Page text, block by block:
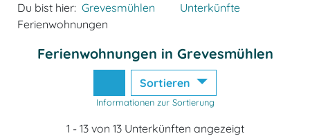
Du bist hier: Grevesmühlen
Unterkünfte
Ferienwohnungen
Ferienwohnungen in Grevesmühlen
Sortieren
Informationen zur Sortierung
1 - 13 von 13 Unterkünften angezeigt